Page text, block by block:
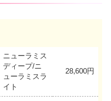
ニューラミス
ディープ/ニ
ューラミスラ
イト
28,600円